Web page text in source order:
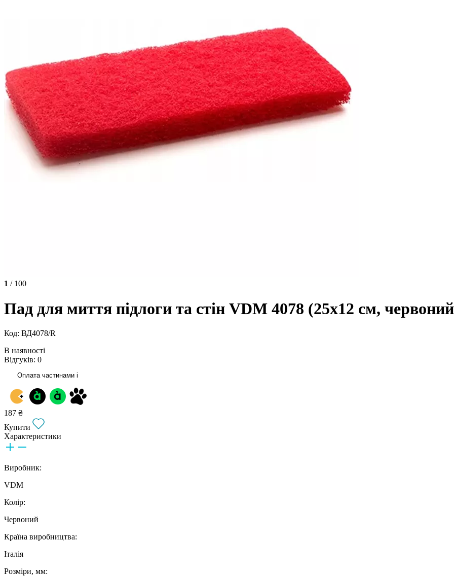
1 / 100
Пад для миття підлоги та стін VDM 4078 (25x12 см,
Код: ВД4078/R
В наявності
Відгуків: 0
Оплата частинами i
187 ₴
Купити
Характеристики
Виробник:
VDM
Колір:
Червоний
Країна виробництва:
Італія
Розміри, мм: